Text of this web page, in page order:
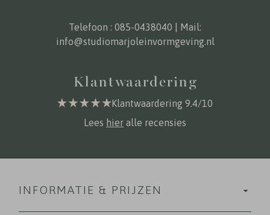
Telefoon : 085-0438040 | Mail:
info@studiomarjoleinvormgeving.nl
Klantwaardering
Klantwaardering 9.4/10
Lees hier alle recensies
INFORMATIE & PRIJZEN